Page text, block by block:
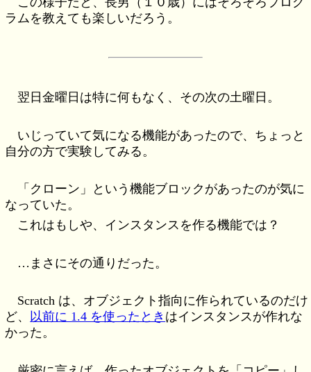
ラムを教えても楽しいだろう。
翌日金曜日は特に何もなく、その次の土曜日。
いじっていて気になる機能があったので、ちょっと
自分の方で実験してみる。
「クローン」という機能ブロックがあったのが気に
なっていた。
これはもしや、インスタンスを作る機能では？
…まさにその通りだった。
Scratch は、オブジェクト指向に作られているのだけ
ど、 以前に 1.4 を使ったとき はインスタンスが作れな
かった。